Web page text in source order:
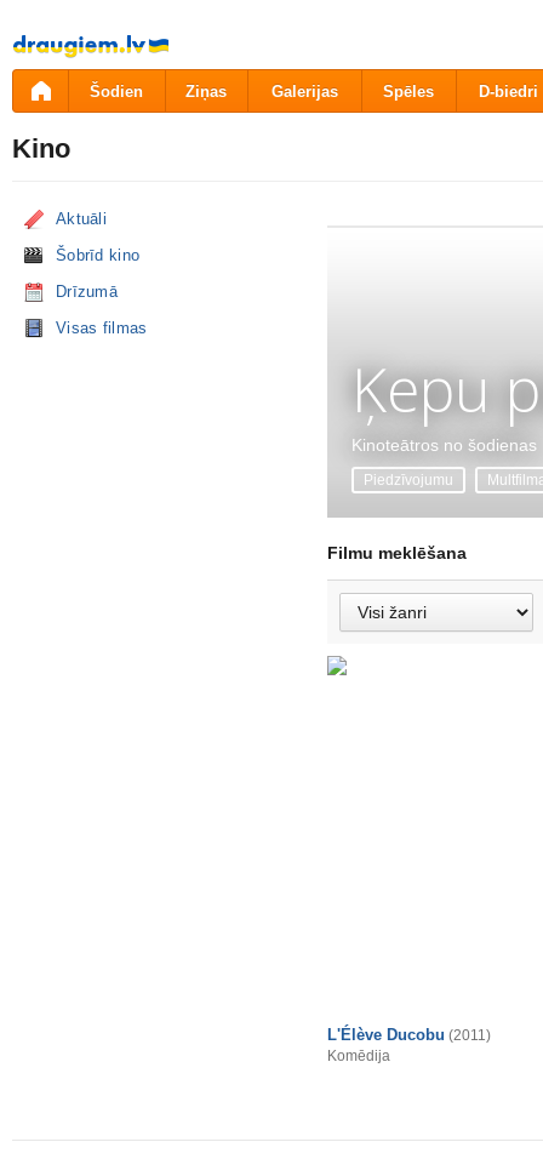
Pāriet
uz
saturu
Šodien Ziņas Galerijas Spēles D-biedri
Kino
Aktuāli
Šobrīd kino
Drīzumā
Visas filmas
Ķepu
Kinoteātros no šodienas
Piedzīvojumu
Filmu meklēšana
L'Élève Ducobu (2011)
Komēdija